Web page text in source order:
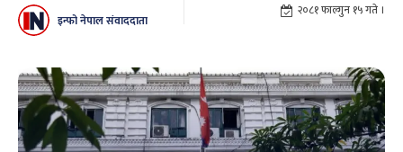
इन्फो नेपाल संवाददाता
२०८१ फाल्गुन १५ गते ।